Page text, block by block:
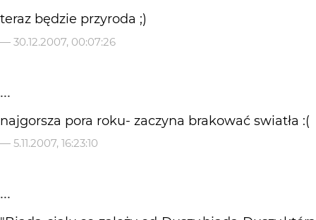
teraz będzie przyroda ;)
— 30.12.2007, 00:07:26
...
najgorsza pora roku- zaczyna brakować swiatła :(
— 5.11.2007, 16:23:10
...